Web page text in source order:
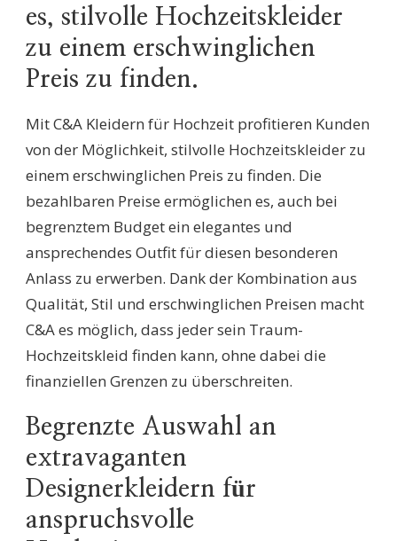
es, stilvolle Hochzeitskleider
zu einem erschwinglichen
Preis zu finden.
Mit C&A Kleidern für Hochzeit profitieren Kunden
von der Möglichkeit, stilvolle Hochzeitskleider zu
einem erschwinglichen Preis zu finden. Die
bezahlbaren Preise ermöglichen es, auch bei
begrenztem Budget ein elegantes und
ansprechendes Outfit für diesen besonderen
Anlass zu erwerben. Dank der Kombination aus
Qualität, Stil und erschwinglichen Preisen macht
C&A es möglich, dass jeder sein Traum-
Hochzeitskleid finden kann, ohne dabei die
finanziellen Grenzen zu überschreiten.
Begrenzte Auswahl an
extravaganten
Designerkleidern für
anspruchsvolle